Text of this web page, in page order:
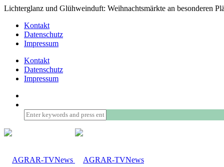
Lichterglanz und Glühweinduft: Weihnachtsmärkte an besonderen
Kontakt
Datenschutz
Impressum
Kontakt
Datenschutz
Impressum